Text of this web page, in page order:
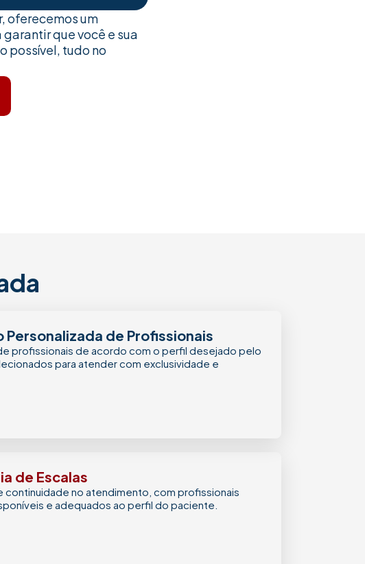
oferecemos um
que você e sua
possível, tudo no
Personalizada de Profissionais
profissionais de acordo com o perfil desejado pelo
para atender com exclusividade e
de Escalas
continuidade no atendimento, com profissionais
e adequados ao perfil do paciente.